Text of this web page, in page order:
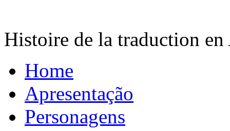
Histoire de la traduction
Home
Apresentação
Personagens